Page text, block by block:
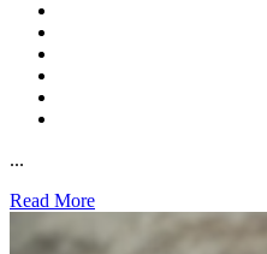
...
Read More